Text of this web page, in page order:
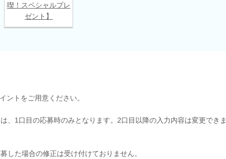
喫！スペシャルプレ
ゼント】
ントをご用意ください。
、1口目の応募時のみとなります。2口目以降の入力内容は変更できま
した場合の修正は受け付けておりません。